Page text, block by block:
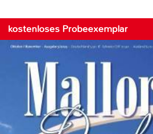
kostenloses Probeexemplar